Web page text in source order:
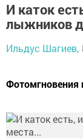
И каток
лыжников
Ильдус Шагиев,
Фотомгновения